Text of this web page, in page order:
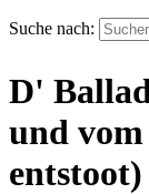
Suche nach:
D'
und
entstoot)